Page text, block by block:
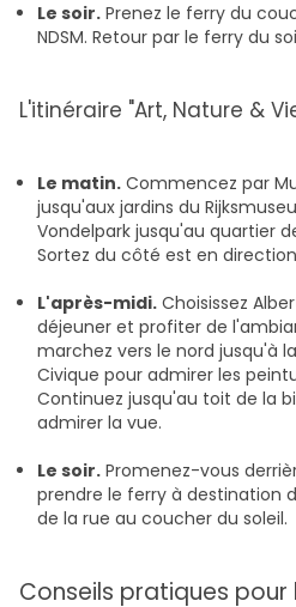
Le soir. Prenez le ferry du
NDSM. Retour par le ferry du
L'itinéraire "Art, Nature &
Le matin. Commencez par
jusqu'aux jardins du
Vondelpark jusqu'au quartier
Sortez du côté est en direction
L'après-midi. Choisissez
déjeuner et profiter de
marchez vers le nord jusqu'à
Civique pour admirer les
Continuez jusqu'au toit de la
admirer la vue.
Le soir. Promenez-vous
prendre le ferry à destination
de la rue au coucher du soleil.
Conseils pratiques